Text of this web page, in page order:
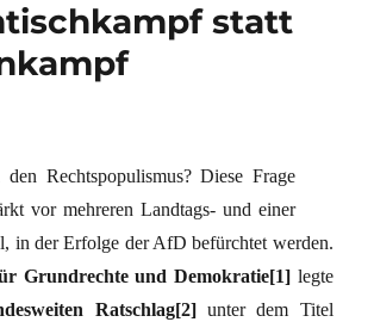
statt
Rechtspopulismus? Diese Frage
vor mehreren Landtags- und einer
in der Erfolge der AfD befürchtet werden.
Grundrechte und Demokratie[1]legte
Ratschlag[2]unter dem Titel